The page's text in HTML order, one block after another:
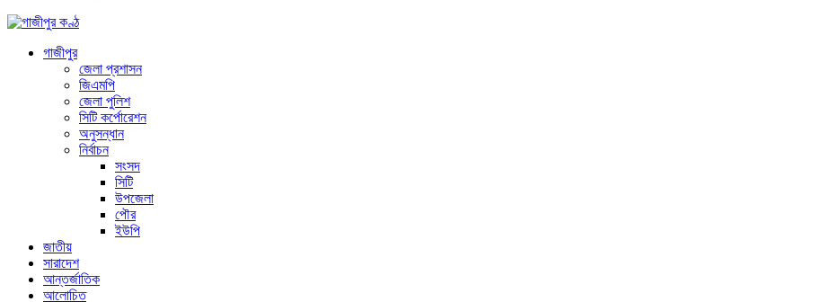
গাজীপুর
জেলা প্রশাসন
জিএমপি
জেলা পুলিশ
সিটি কর্পোরেশন
অনুসন্ধান
নির্বাচন
সংসদ
সিটি
উপজেলা
পৌর
ইউপি
জাতীয়
সারাদেশ
আন্তর্জাতিক
আলোচিত